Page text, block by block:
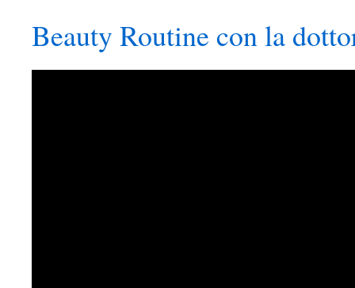
Beauty Routine con la